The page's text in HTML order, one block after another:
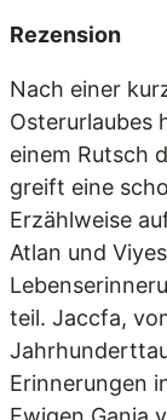
Rezension
Nach einer
Osterurlaubes
einem Rutsch
greift eine
Erzählweise
Atlan und
teil. Jaccfa,
Erinnerungen